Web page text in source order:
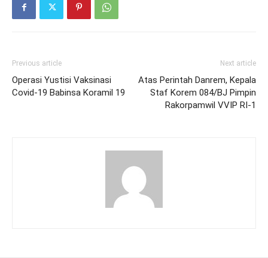
Previous article
Operasi Yustisi Vaksinasi
Covid-19 Babinsa Koramil 19
Next article
Atas Perintah Danrem, Kepala
Staf Korem 084/BJ Pimpin
Rakorpamwil VVIP RI-1